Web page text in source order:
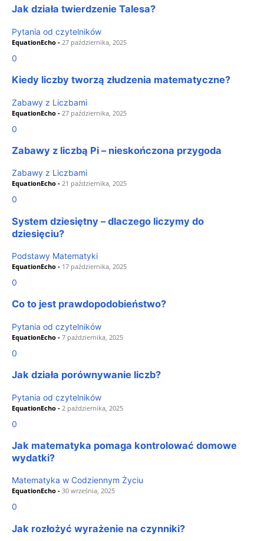
Jak działa twierdzenie Talesa?
Pytania od czytelników
EquationEcho - 27 października, 2025
0
Kiedy liczby tworzą złudzenia matematyczne?
Zabawy z Liczbami
EquationEcho - 27 października, 2025
0
Zabawy z liczbą Pi – nieskończona przygoda
Zabawy z Liczbami
EquationEcho - 21 października, 2025
0
System dziesiętny – dlaczego liczymy do
dziesięciu?
Podstawy Matematyki
EquationEcho - 17 października, 2025
0
Co to jest prawdopodobieństwo?
Pytania od czytelników
EquationEcho - 7 października, 2025
0
Jak działa porównywanie liczb?
Pytania od czytelników
EquationEcho - 2 października, 2025
0
Jak matematyka pomaga kontrolować domowe
wydatki?
Matematyka w Codziennym Życiu
EquationEcho - 30 września, 2025
0
Jak rozłożyć wyrażenie na czynniki?